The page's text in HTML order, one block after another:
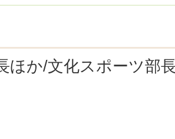
ほか/文化スポーツ部